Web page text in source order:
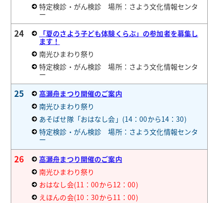
特定検診・がん検診 場所：さよう文化情報センタ
ー
24
「夏のさよう子ども体験くらぶ」の参加者を募集し
ます！
南光ひまわり祭り
特定検診・がん検診 場所：さよう文化情報センタ
ー
25
高瀬舟まつり開催のご案内
南光ひまわり祭り
あそばせ隊「おはなし会」(14：00から14：30)
特定検診・がん検診 場所：さよう文化情報センタ
ー
26
高瀬舟まつり開催のご案内
南光ひまわり祭り
おはなし会(11：00から12：00)
えほんの会(10：30から11：00)